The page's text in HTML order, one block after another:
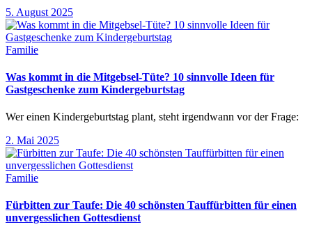
5. August 2025
Familie
Was kommt in die Mitgebsel-Tüte? 10 sinnvolle Ideen für
Gastgeschenke zum Kindergeburtstag
Wer einen Kindergeburtstag plant, steht irgendwann vor der Frage:
2. Mai 2025
Familie
Fürbitten zur Taufe: Die 40 schönsten Tauffürbitten für einen
unvergesslichen Gottesdienst